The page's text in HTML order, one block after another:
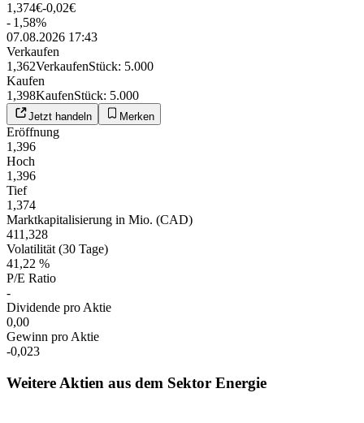
1,374€-0,02€
- 1,58%
07.08.2026 17:43
Verkaufen
1,362VerkaufenStück: 5.000
Kaufen
1,398KaufenStück: 5.000
Jetzt handeln Merken
Eröffnung
1,396
Hoch
1,396
Tief
1,374
Marktkapitalisierung in Mio. (CAD)
411,328
Volatilität (30 Tage)
41,22 %
P/E Ratio
-
Dividende pro Aktie
0,00
Gewinn pro Aktie
-0,023
Weitere Aktien aus dem Sektor Energie